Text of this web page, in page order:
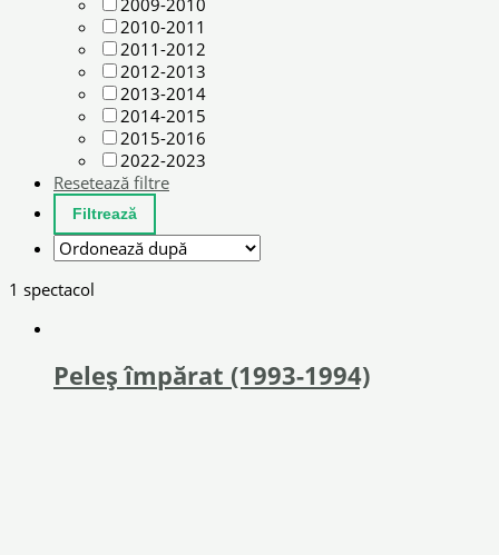
2009-2010
2010-2011
2011-2012
2012-2013
2013-2014
2014-2015
2015-2016
2022-2023
Resetează filtre
1 spectacol
Peleș împărat (1993-1994)